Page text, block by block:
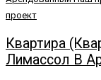
проект
Квартира
Лимассол В